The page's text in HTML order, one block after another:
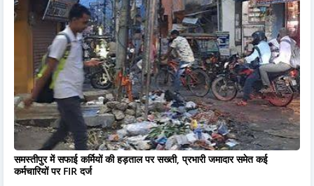
समस्तीपुर में सफाई कर्मियों की हड़ताल पर सख्ती, प्रभारी जमादार समेत कई
कर्मचारियों पर FIR दर्ज